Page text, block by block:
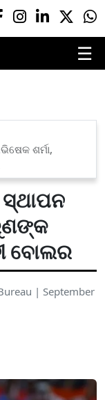
☰
ଶର୍ମା,
ବୋଲର
| September